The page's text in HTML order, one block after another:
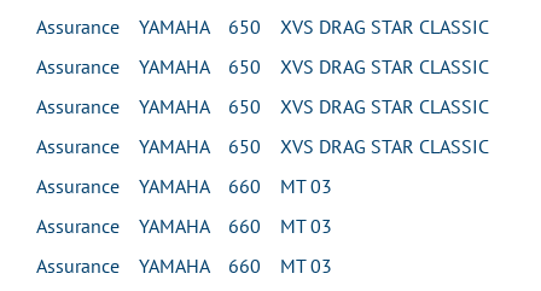
Assurance YAMAHA 650 XVS DRAG STAR CLASSIC
Assurance YAMAHA 650 XVS DRAG STAR CLASSIC
Assurance YAMAHA 650 XVS DRAG STAR CLASSIC
Assurance YAMAHA 650 XVS DRAG STAR CLASSIC
Assurance YAMAHA 660 MT 03
Assurance YAMAHA 660 MT 03
Assurance YAMAHA 660 MT 03